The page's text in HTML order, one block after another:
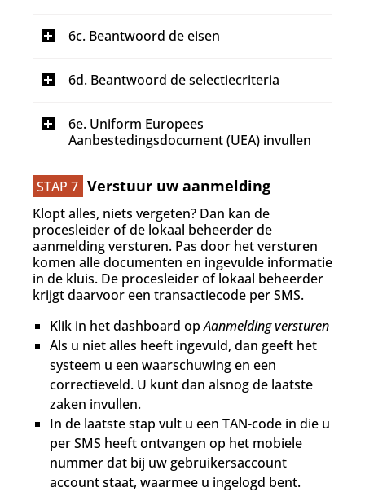
l
a
t
e
l
a
t
I
e
l
a
p
6c. Beantwoord de eisen
I
e
k
a
p
t
6d. Beantwoord de selectiecriteria
I
n
e
k
a
p
t
6e. Uniform Europees
Aanbestedingsdocument (UEA) invullen
STAP 7 Verstuur uw aanmelding
Klopt alles, niets vergeten? Dan kan de
procesleider of de lokaal beheerder de
aanmelding versturen. Pas door het versturen
komen alle documenten en ingevulde informatie
in de kluis. De procesleider of lokaal beheerder
krijgt daarvoor een transactiecode per SMS.
Klik in het dashboard opAanmelding versturen
Als u niet alles heeft ingevuld, dan geeft het
systeem u een waarschuwing en een
correctieveld. U kunt dan alsnog de laatste
zaken invullen.
In de laatste stap vult u een TAN-code in die u
per SMS heeft ontvangen op het mobiele
nummer dat bij uw gebruikersaccount
account staat, waarmee u ingelogd bent.